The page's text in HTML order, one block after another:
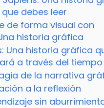
debes leer
de forma visual con
historia gráfica
Una historia gráfica
a través del tiempo
de la narrativa
a la reflexión
sin